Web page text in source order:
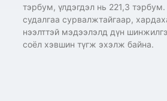
тэрбум, үлдэгдэл нь 221,3
судалгаа сурвалжтайгаар,
нээлттэй мэдээлэлд дүн
соёл хэвшин түгж эхэлж байна.